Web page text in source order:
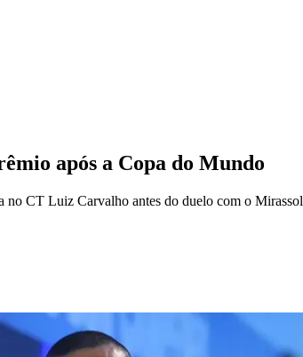
após a Copa do Mundo
no CT Luiz Carvalho antes do duelo com o Mirassol